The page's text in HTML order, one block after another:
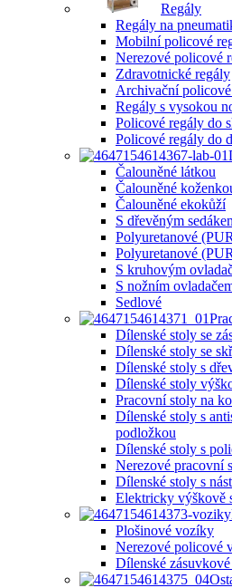
Regály
Regály na
Mobilní policové
Nerezové policové
Zdravotnické regály
Archivační
Regály s vysokou
Policové regály do
Policové regály do
Čalouněné látkou
Čalouněné
Čalouněné ekokůží
S dřevěným
Polyuretanové
Polyuretanové
S kruhovým
S nožním
Sedlové
Dílenské stoly se
Dílenské stoly se
Dílenské stoly s
Dílenské stoly
Pracovní stoly na
Dílenské stoly s
podložkou
Dílenské stoly s
Nerezové pracovní
Dílenské stoly s
Elektricky výškově
Plošinové vozíky
Nerezové policové
Dílenské